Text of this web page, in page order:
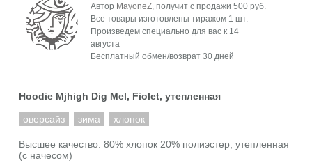
Автор MayoneZ, получит с продажи 500 руб.
Все товары изготовлены тиражом 1 шт.
Произведем специально для вас к 14
августа
Бесплатный обмен/возврат 30 дней
Hoodie Mjhigh Dig Mel, Fiolet, утепленная
оверсайз зима хлопок
Высшее качество. 80% хлопок 20% полиэстер, утепленная
(с начесом)